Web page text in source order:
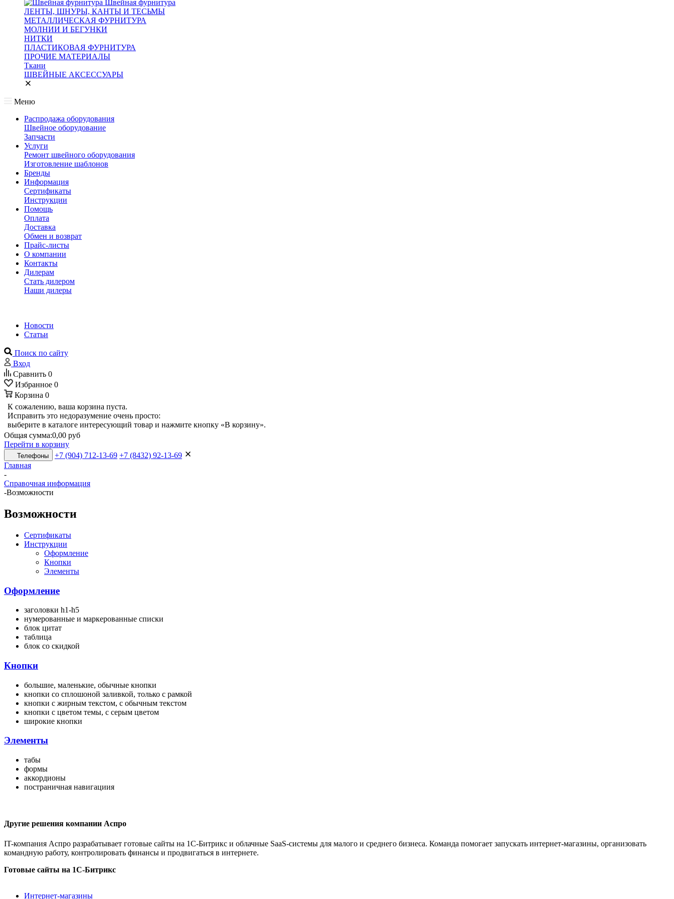
Швейная фурнитура
ЛЕНТЫ, ШНУРЫ, КАНТЫ И ТЕСЬМЫ
МЕТАЛЛИЧЕСКАЯ ФУРНИТУРА
МОЛНИИ И БЕГУНКИ
НИТКИ
ПЛАСТИКОВАЯ ФУРНИТУРА
ПРОЧИЕ МАТЕРИАЛЫ
Ткани
ШВЕЙНЫЕ АКСЕССУАРЫ
Меню
Распродажа оборудования
Швейное оборудование
Запчасти
Услуги
Ремонт швейного оборудования
Изготовление шаблонов
Бренды
Информация
Сертификаты
Инструкции
Помощь
Оплата
Доставка
Обмен и возврат
Прайс-листы
О компании
Контакты
Дилерам
Стать дилером
Наши дилеры
Новости
Статьи
Поиск по сайту
Вход
Сравнить 0
Избранное 0
Корзина 0
К сожалению, ваша корзина пуста.
Исправить это недоразумение очень просто:
выберите в каталоге интересующий товар и нажмите кнопку «В корзину».
Общая сумма:0,00 руб
Перейти в корзину
Телефоны +7 (904) 712-13-69 +7 (8432) 92-13-69
Главная
-
Справочная информация
-Возможности
Возможности
Сертификаты
Инструкции
Оформление
Кнопки
Элементы
Оформление
заголовки h1-h5
нумерованные и маркерованные списки
блок цитат
таблица
блок со скидкой
Кнопки
большие, маленькие, обычные кнопки
кнопки со сплошоной заливкой, только с рамкой
кнопки с жирным текстом, с обычным текстом
кнопки с цветом темы, с серым цветом
широкие кнопки
Элементы
табы
формы
аккордионы
постраничная навигациия
Другие решения компании Аспро
IT-компания Аспро разрабатывает готовые сайты на 1С-Битрикс и облачные SaaS-системы для малого и среднего бизнеса. Команда помогает запускать интернет-магазины, организовать
командную работу, контролировать финансы и продвигаться в интернете.
Готовые сайты на 1С-Битрикс
Интернет-магазины